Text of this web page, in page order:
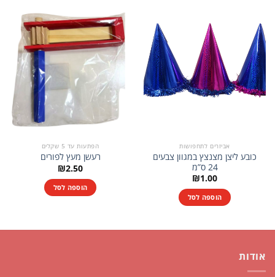
אביזרים לתחפושות
כובע ליצן מצנצץ במגוון צבעים
24 ס”מ
₪1.00
הוספה לסל
הפתעות עד 5 שקלים
רעשן מעץ לפורים
₪2.50
הוספה לסל
אודות